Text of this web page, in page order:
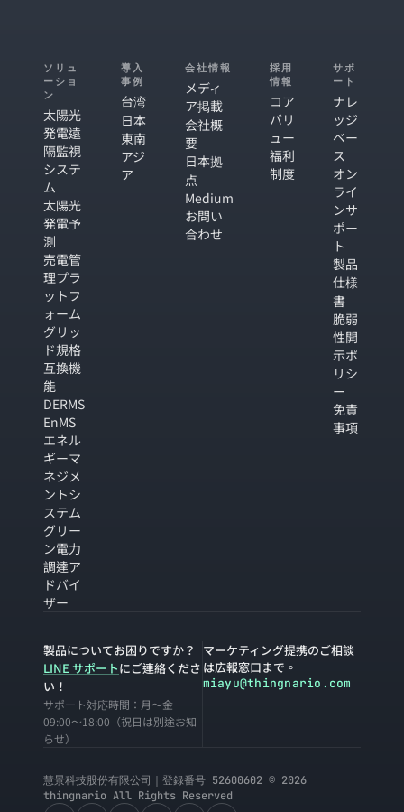
ソリュ
ーショ
ン
太陽光
発電遠
隔監視
システ
ム
太陽光
発電予
測
売電管
理プラ
ットフ
ォーム
グリッ
ド規格
互換機
能
DERMS
EnMS
エネル
ギーマ
ネジメ
ントシ
ステム
グリー
ン電力
調達ア
ドバイ
ザー
導入
事例
台湾
日本
東南
アジ
ア
会社情報
メディ
ア掲載
会社概
要
日本拠
点
Medium
お問い
合わせ
採用
情報
コア
バリ
ュー
福利
制度
サポ
ート
ナレ
ッジ
ベー
ス
オン
ライ
ンサ
ポー
ト
製品
仕様
書
脆弱
性開
示ポ
リシ
ー
免責
事項
製品についてお困りですか？
LINE サポートにご連絡くださ
い！
サポート対応時間：月〜金
09:00〜18:00（祝日は別途お知
らせ）
マーケティング提携のご相談
は広報窓口まで。
miayu@thingnario.com
慧景科技股份有限公司｜登録番号 52600602 © 2026
thingnario All Rights Reserved